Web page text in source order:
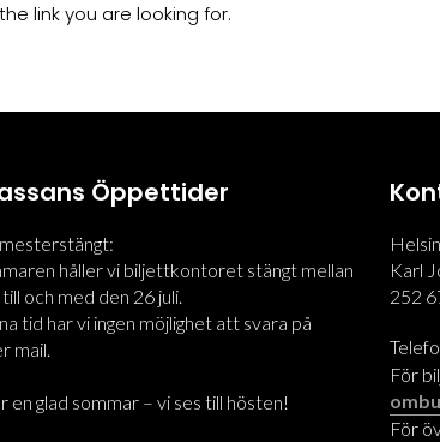
link you are looking for.
Öppettider
håller vi biljettkontoret stängt mellan
och med den 26 juli.
tid har vi ingen möjlighet att svara på
mail.
en glad sommar – vi ses till hösten!
Karl
252
För
För